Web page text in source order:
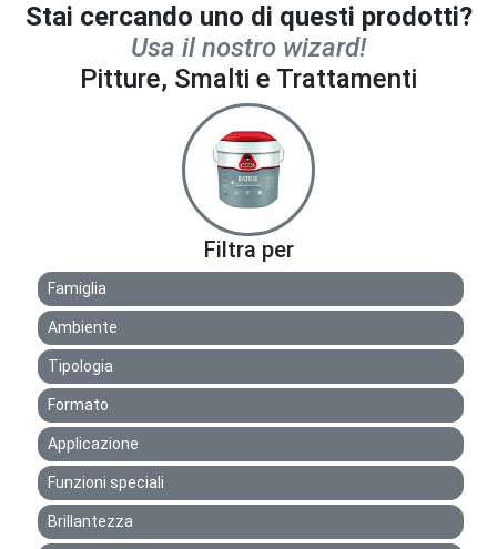
Stai cercando uno di questi prodotti?
Usa il nostro wizard!
Pitture, Smalti e Trattamenti
Filtra per
Famiglia
Ambiente
Tipologia
Formato
Applicazione
Funzioni speciali
Brillantezza